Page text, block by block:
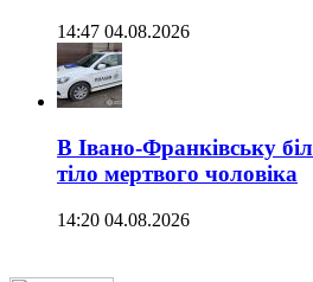
14:47 04.08.2026
В Івано-Франківську
тіло мертвого чоловіка
14:20 04.08.2026